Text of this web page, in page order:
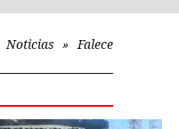
Noticias » Falece